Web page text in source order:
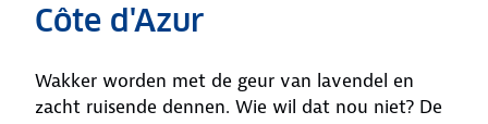
Côte d'Azur
Wakker worden met de geur van lavendel en
zacht ruisende dennen. Wie wil dat nou niet? De